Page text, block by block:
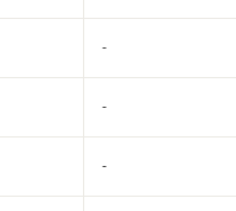
-
-
-